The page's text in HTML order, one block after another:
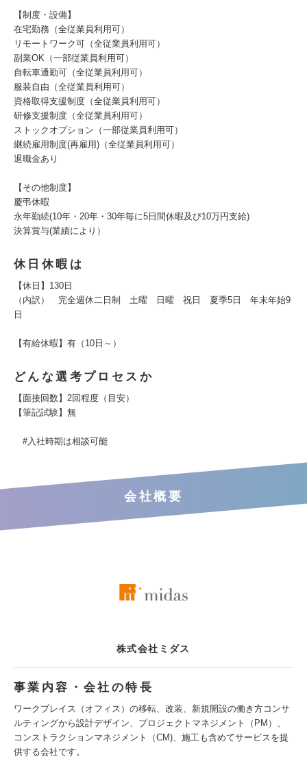
【制度・設備】
在宅勤務（全従業員利用可）
リモートワーク可（全従業員利用可）
副業OK（一部従業員利用可）
自転車通勤可（全従業員利用可）
服装自由（全従業員利用可）
資格取得支援制度（全従業員利用可）
研修支援制度（全従業員利用可）
ストックオプション（一部従業員利用可）
継続雇用制度(再雇用)（全従業員利用可）
退職金あり
【その他制度】
慶弔休暇
永年勤続(10年・20年・30年毎に5日間休暇及び10万円支給)
決算賞与(業績により）
休日休暇は
【休日】130日
（内訳） 完全週休二日制 土曜 日曜 祝日 夏季5日 年末年始9
日
【有給休暇】有（10日～）
どんな選考プロセスか
【面接回数】2回程度（目安）
【筆記試験】無
#入社時期は相談可能
会社概要
株式会社ミダス
事業内容・会社の特長
ワークプレイス（オフィス）の移転、改装、新規開設の働き方コンサ
ルティングから設計デザイン、プロジェクトマネジメント（PM）、
コンストラクションマネジメント（CM)、施工も含めてサービスを提
供する会社です。